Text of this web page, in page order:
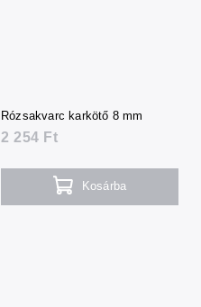
Rózsakvarc karkötő 8 mm
2 254 Ft
Kosárba